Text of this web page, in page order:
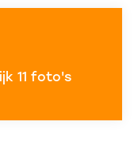
11 foto's